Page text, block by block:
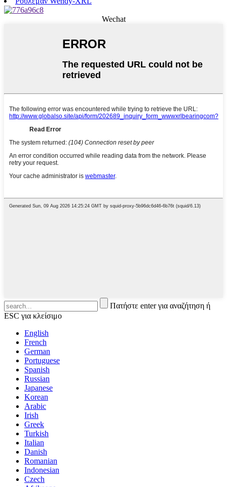
Wechat
Πατήστε enter για αναζήτηση ή
ESC για κλείσιμο
English
French
German
Portuguese
Spanish
Russian
Japanese
Korean
Arabic
Irish
Greek
Turkish
Italian
Danish
Romanian
Indonesian
Czech